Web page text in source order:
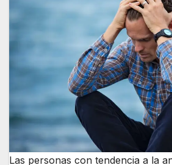
Las personas con tendencia a la